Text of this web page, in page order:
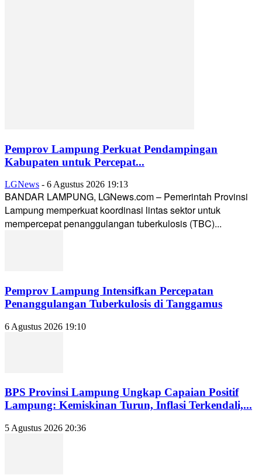
Pemprov Lampung Perkuat Pendampingan
Kabupaten untuk Percepat...
LGNews - 6 Agustus 2026 19:13
BANDAR LAMPUNG, LGNews.com – Pemerintah Provinsi
Lampung memperkuat koordinasi lintas sektor untuk
mempercepat penanggulangan tuberkulosis (TBC)...
Pemprov Lampung Intensifkan Percepatan
Penanggulangan Tuberkulosis di Tanggamus
6 Agustus 2026 19:10
BPS Provinsi Lampung Ungkap Capaian Positif
Lampung: Kemiskinan Turun, Inflasi Terkendali,...
5 Agustus 2026 20:36